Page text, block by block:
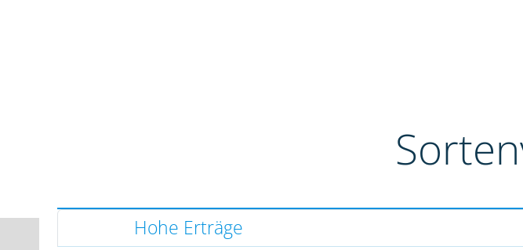
Hohe Erträge